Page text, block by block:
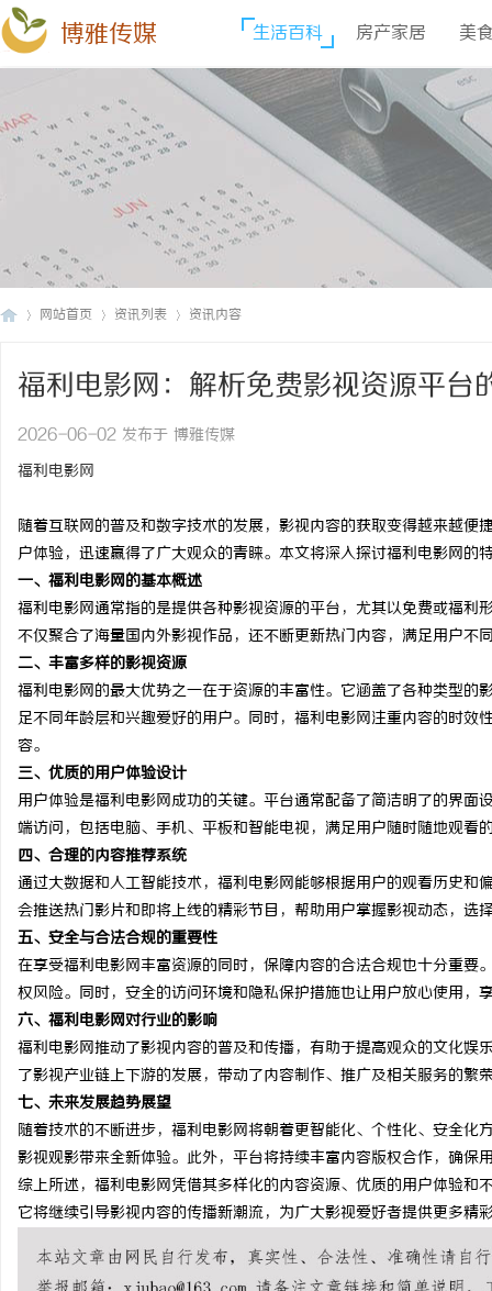
博雅传媒 生活百科 房产家居 美
网站首页 资讯列表 资讯内容
福利电影网：解析免费影视资源平台
2026-06-02 发布于 博雅传媒
福利电影网
随着互联网的普及和数字技术的发展，影视内容的获取变得越来越便
户体验，迅速赢得了广大观众的青睐。本文将深入探讨福利电影网的
一、福利电影网的基本概述
福利电影网通常指的是提供各种影视资源的平台，尤其以免费或福
不仅聚合了海量国内外影视作品，还不断更新热门内容，满足用户不
二、丰富多样的影视资源
福利电影网的最大优势之一在于资源的丰富性。它涵盖了各种类型
足不同年龄层和兴趣爱好的用户。同时，福利电影网注重内容的时
容。
三、优质的用户体验设计
用户体验是福利电影网成功的关键。平台通常配备了简洁明了的界
端访问，包括电脑、手机、平板和智能电视，满足用户随时随地观
四、合理的内容推荐系统
通过大数据和人工智能技术，福利电影网能够根据用户的观看历史
会推送热门影片和即将上线的精彩节目，帮助用户掌握影视动态，选
五、安全与合法合规的重要性
在享受福利电影网丰富资源的同时，保障内容的合法合规也十分重
权风险。同时，安全的访问环境和隐私保护措施也让用户放心使用，
六、福利电影网对行业的影响
福利电影网推动了影视内容的普及和传播，有助于提高观众的文化
了影视产业链上下游的发展，带动了内容制作、推广及相关服务的繁
七、未来发展趋势展望
随着技术的不断进步，福利电影网将朝着更智能化、个性化、安全
影视观影带来全新体验。此外，平台将持续丰富内容版权合作，确保
综上所述，福利电影网凭借其多样化的内容资源、优质的用户体验
它将继续引导影视内容的传播新潮流，为广大影视爱好者提供更多精
全解析